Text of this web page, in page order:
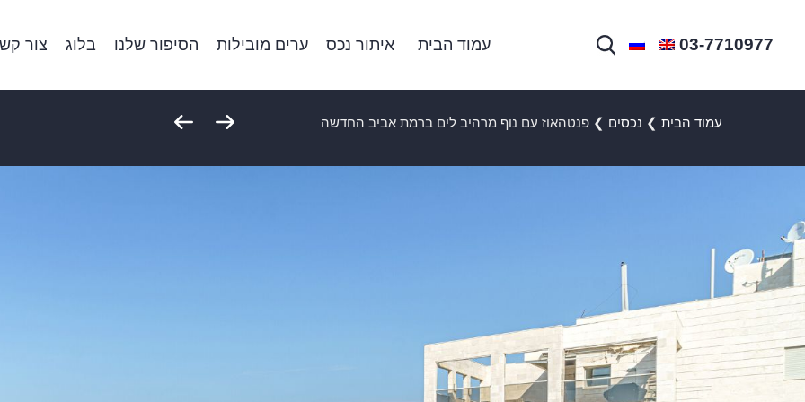
עמוד הבית איתור נכס ערים מובילות הסיפור שלנו בלוג צור 03-7710977
עמוד הבית ❯ נכסים ❯ פנטהאוז עם נוף מרהיב לים ברמת אביב החדשה